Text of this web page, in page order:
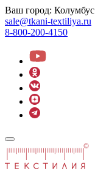
Ваш город: Колумбус
sale@tkani-textiliya.ru
8-800-200-4150